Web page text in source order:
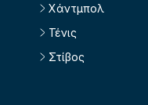
Χάντμπολ
Τένις
Στίβος